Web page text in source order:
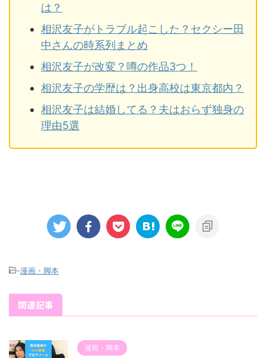
は？
相沢友子がトラブル起こした？セクシー田
中さんの時系列まとめ
相沢友子が改変？噂の作品3つ！
相沢友子の学歴は？出身高校は東京都内？
相沢友子は結婚してる？夫はおらず独身の
理由5選
-漫画・脚本
関連記事
漫画・脚本